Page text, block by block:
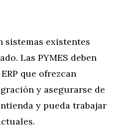
sistemas existentes
Las PYMES deben
que ofrezcan
y asegurarse de
y pueda trabajar